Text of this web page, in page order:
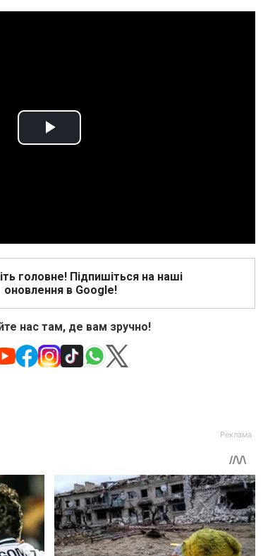
Play
головне! Підпишіться на наші
оновлення в Google!
нас там, де вам зручно!